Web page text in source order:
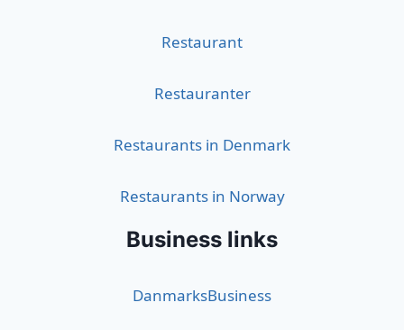
Restaurant
Restauranter
Restaurants in Denmark
Restaurants in Norway
Business links
DanmarksBusiness